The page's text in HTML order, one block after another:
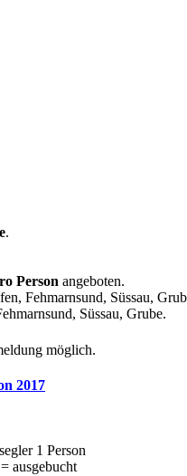
Person
Süssau, Grube.
möglich.
2017
1 Person
= ausgebucht